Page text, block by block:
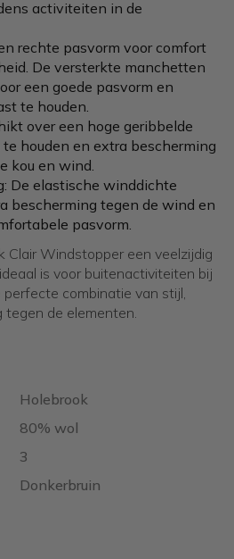
activiteiten in de
rechte pasvorm voor comfort
De versterkte manchetten
een goede pasvorm en
te houden.
over een hoge geribbelde
houden en extra bescherming
kou en wind.
De elastische winddichte
bescherming tegen de wind en
pasvorm.
Clair Windstopper een veelzijdig
is voor buitenactiviteiten bij
combinatie van stijl,
de elementen.
Holebrook
80% wol
3
Donkerbruin